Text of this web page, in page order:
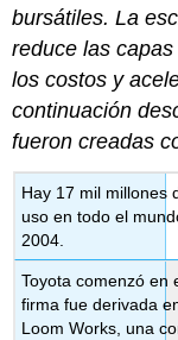
bursátiles. La
reduce las
los costos y
continuación
fueron creadas
Hay 17 mil millones
uso en todo el
2004.
Toyota comenzó en
firma fue derivada
Loom Works, una